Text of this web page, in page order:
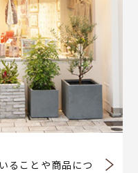
ることや商品につ